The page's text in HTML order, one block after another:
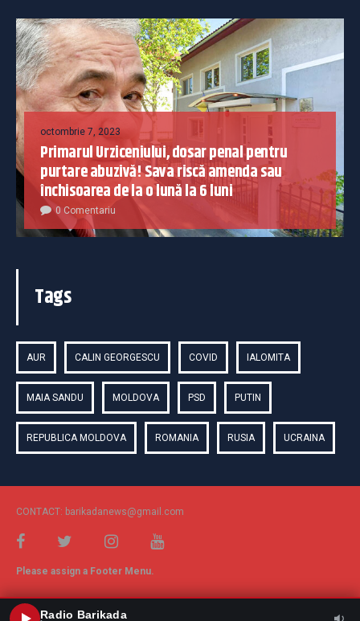
octombrie 7, 2023
Primarul Urziceniului, dosar penal pentru
purtare abuzivă! Sava riscă amenda sau
închisoarea de la o lună la 6 luni
0 Comentariu
Tags
AUR CALIN GEORGESCU COVID IALOMITA
MAIA SANDU MOLDOVA PSD PUTIN
REPUBLICA MOLDOVA ROMANIA RUSIA UCRAINA
CONTACT: barikadanews@gmail.com
Please assign a Footer Menu.
Radio Barikada